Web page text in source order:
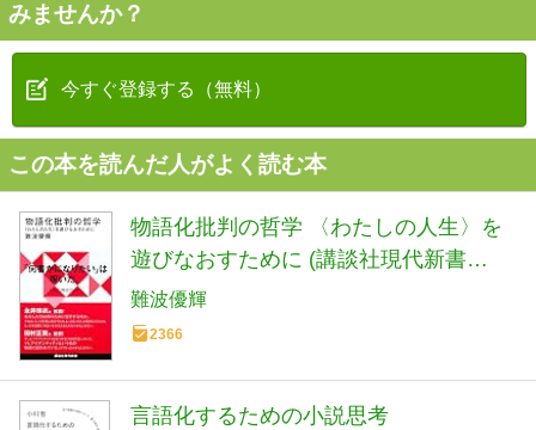
みませんか？
今すぐ登録する（無料）
この本を読んだ人がよく読む本
物語化批判の哲学 〈わたしの人生〉を
遊びなおすために (講談社現代新書
2782)
難波優輝
2366
言語化するための小説思考